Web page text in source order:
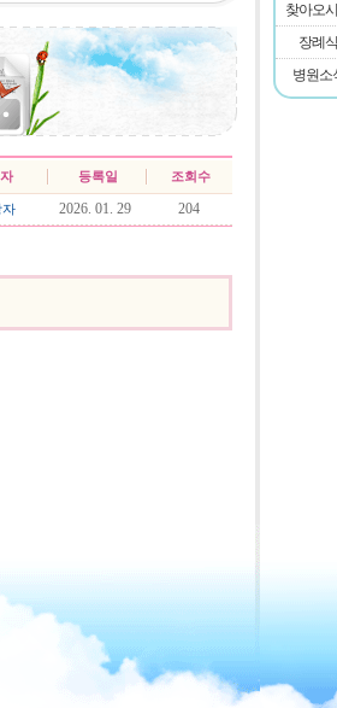
등록일 조회수
자 2026. 01. 29 204
찾아오
장례
병원소